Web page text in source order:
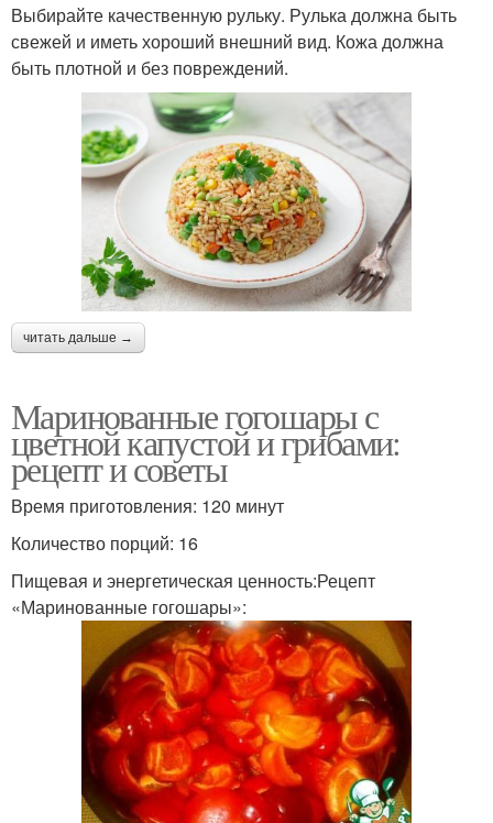
Выбирайте качественную рульку. Рулька должна быть
свежей и иметь хороший внешний вид. Кожа должна
быть плотной и без повреждений.
читать дальше →
Маринованные гогошары с
цветной капустой и грибами:
рецепт и советы
Время приготовления: 120 минут
Количество порций: 16
Пищевая и энергетическая ценность:Рецепт
«Маринованные гогошары»: